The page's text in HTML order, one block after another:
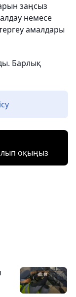
заңсыз
немесе
амалдары
Барлық
оқыңыз